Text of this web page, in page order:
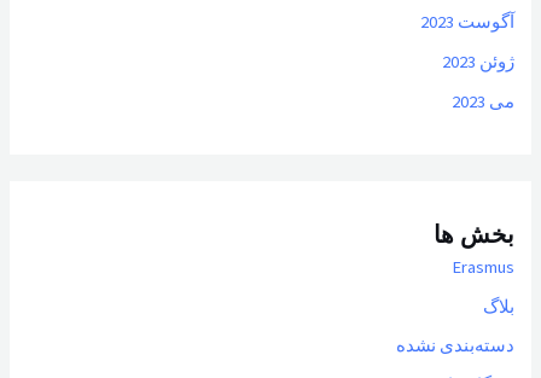
آگوست 2023
ژوئن 2023
می 2023
بخش ها
Erasmus
بلاگ
دسته‌بندی نشده